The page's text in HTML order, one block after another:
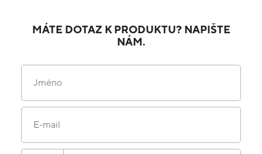
MÁTE DOTAZ K PRODUKTU? NAPIŠTE
NÁM.
Jméno
E-mail